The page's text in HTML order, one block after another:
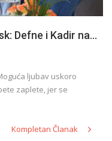
Defne i Kadir na...
ljubav uskoro
zaplete, jer se
Kompletan Članak